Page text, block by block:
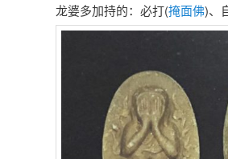
龙婆多加持的：必打(掩面佛)、